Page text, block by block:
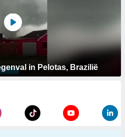
in Pelotas, Brazilië